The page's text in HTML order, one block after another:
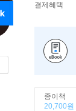
결제혜택
종이책
20,700원